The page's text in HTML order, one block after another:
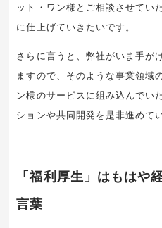
ット・ワン様とご相談させてい
に仕上げていきたいです。
さらに言うと、弊社がいま手が
ますので、そのような事業領域
ン様のサービスに組み込んでい
ションや共同開発を是非進めて
「福利厚生」はもはや
言葉